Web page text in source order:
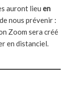
auront lieu en
nous prévenir :
Zoom sera créé
en distanciel.